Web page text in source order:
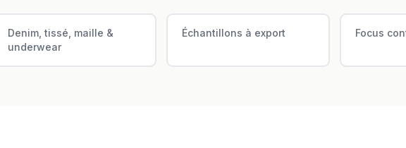
Denim, tissé, maille &
underwear
Échantillons à export Focus